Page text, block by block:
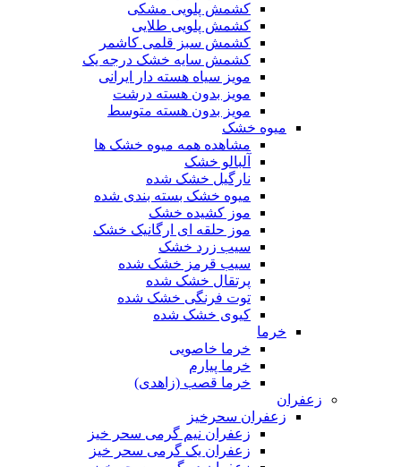
کشمش پلویی مشکی
کشمش پلویی طلایی
کشمش سبز قلمی کاشمر
کشمش سایه خشک درجه یک
مویز سیاه هسته دار ایرانی
مویز بدون هسته درشت
مویز بدون هسته متوسط
میوه خشک
مشاهده همه میوه خشک ها
آلبالو خشک
نارگیل خشک شده
میوه خشک بسته بندی شده
موز کشیده خشک
موز حلقه ای ارگانیک خشک
سیب زرد خشک
سیب قرمز خشک شده
پرتقال خشک شده
توت فرنگی خشک شده
کیوی خشک شده
خرما
خرما خاصویی
خرما پیارم
خرما قصب (زاهدی)
زعفران
زعفران سحرخیز
زعفران نیم گرمی سحر خیز
زعفران یک گرمی سحر خیز